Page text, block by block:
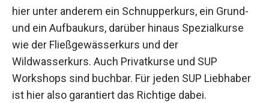
hier unter anderem ein Schnupperkurs, ein Grund-
und ein Aufbaukurs, darüber hinaus Spezialkurse
wie der Fließgewässerkurs und der
Wildwasserkurs. Auch Privatkurse und SUP
Workshops sind buchbar. Für jeden SUP Liebhaber
ist hier also garantiert das Richtige dabei.